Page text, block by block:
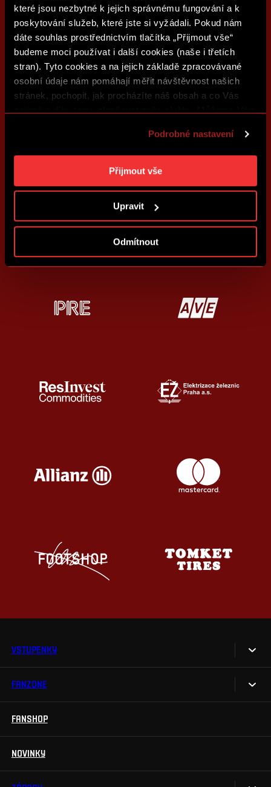
které jsou nezbytné k jejich správnému fungování a k
poskytování služeb, které jste si vyžádali. Pokud nám
dáte souhlas prostřednictvím tlačítka „Přijmout vše“
budeme moci používat i další cookies (naše i třetích
stran). Tyto cookies a na jejich základě zpracovávané
osobní údaje nám pomáhají měřit návštěvnost našich
stránek, pochopit, jak procházíte náš obsah a co Vás
reklamu na základě Vašich preferencí. Jednotlivé
cookies a účely zpracování si můžete nastavit v
„Podrobném nastavení“. Nastavení cookies si můžete
kdykoliv změnit. Jak takovou úpravu provést a další
Podrobné nastavení
Přijmout vše
Upravit
Odmítnout
VSTUPENKY
Vstupenky
Handicapovaní fanoušci
FANZONE
Sparta UNLIMITED.
FANSHOP
NOVINKY